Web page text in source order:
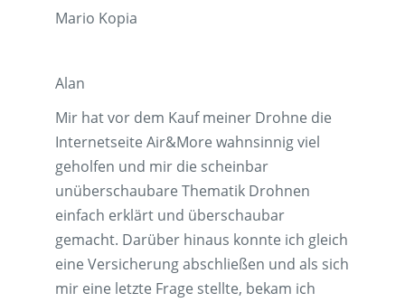
Mario Kopia
Alan
Mir hat vor dem Kauf meiner Drohne die
Internetseite Air&More wahnsinnig viel
geholfen und mir die scheinbar
unüberschaubare Thematik Drohnen
einfach erklärt und überschaubar
gemacht. Darüber hinaus konnte ich gleich
eine Versicherung abschließen und als sich
mir eine letzte Frage stellte, bekam ich